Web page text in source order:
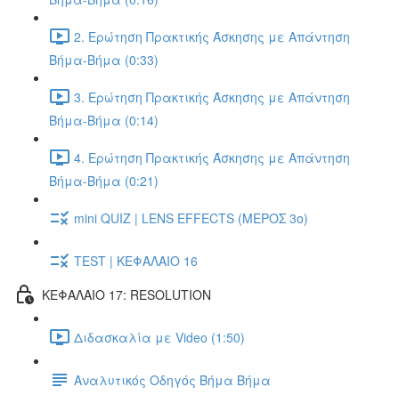
2. Ερώτηση Πρακτικής Άσκησης με Απάντηση
Βήμα-Βήμα (0:33)
3. Ερώτηση Πρακτικής Άσκησης με Απάντηση
Βήμα-Βήμα (0:14)
4. Ερώτηση Πρακτικής Άσκησης με Απάντηση
Βήμα-Βήμα (0:21)
mini QUIZ | LENS EFFECTS (ΜΕΡΟΣ 3o)
TEST | ΚΕΦΑΛΑΙΟ 16
ΚΕΦΑΛΑΙΟ 17: RESOLUTION
Διδασκαλία με Video (1:50)
Αναλυτικός Οδηγός Βήμα Βήμα